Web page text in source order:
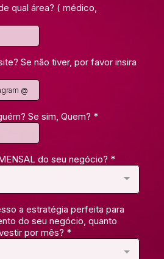
qual área? ( médico,
Se não tiver, por favor insira
Se sim, Quem? *
do seu negócio? *
a estratégia perfeita para
do seu negócio, quanto
por mês? *